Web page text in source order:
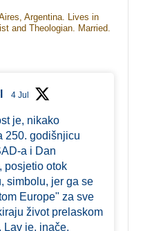
Argentina. Lives in
and Theologian. Married.
4 Jul
je, nikako
250. godišnjicu
a i Dan
posjetio otok
simbolu, jer ga se
Europe" za sve
život prelaskom
Lav je, inače,